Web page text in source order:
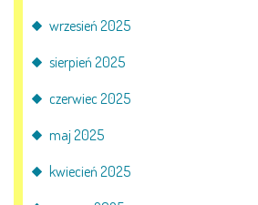
wrzesień 2025
sierpień 2025
czerwiec 2025
maj 2025
kwiecień 2025